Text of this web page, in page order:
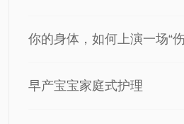
你的身体，如何上演一场“
​早产宝宝家庭式护理